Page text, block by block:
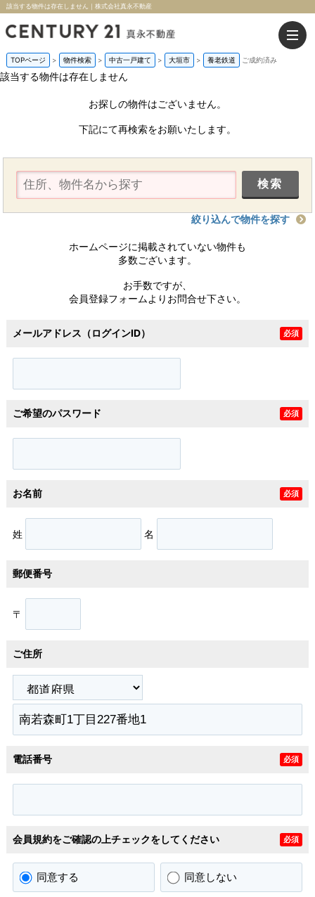
該当する物件は存在しません｜株式会社真永不動産
TOPページ > 物件検索 > 中古一戸建て > 大垣市 > 養老鉄道 ご成約済み
該当する物件は存在しません
お探しの物件はございません。
下記にて再検索をお願いたします。
絞り込んで物件を探す
ホームページに掲載されていない物件も
多数ございます。
お手数ですが、
会員登録フォームよりお問合せ下さい。
メールアドレス（ログインID） 必須
ご希望のパスワード 必須
お名前 必須
姓 名
郵便番号
〒
ご住所
電話番号 必須
会員規約をご確認の上チェックをしてください 必須
同意する 同意しない